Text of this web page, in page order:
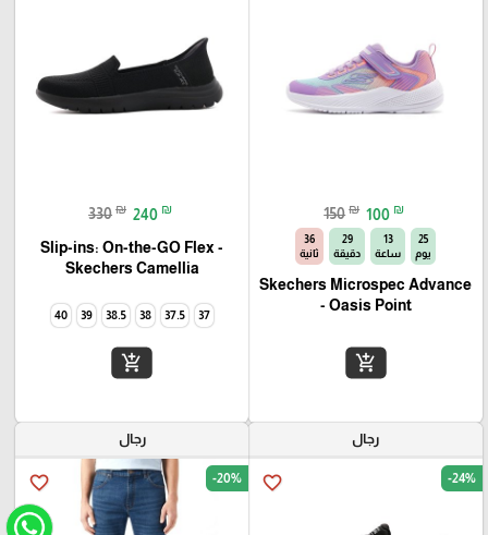
150 ₪ 100 ₪
25
يوم
13
ساعة
29
دقيقة
35
ثانية
Skechers Microspec Advance
- Oasis Point
add_shopping_cart
330 ₪ 240 ₪
Slip-ins: On-the-GO Flex -
Camellia‏ Skechers
37
37.5
38
38.5
39
40
add_shopping_cart
رجال
favorite_border -24%
رجال
favorite_border -20%